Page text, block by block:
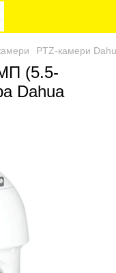
PTZ-камери
(5.5-
Dahua